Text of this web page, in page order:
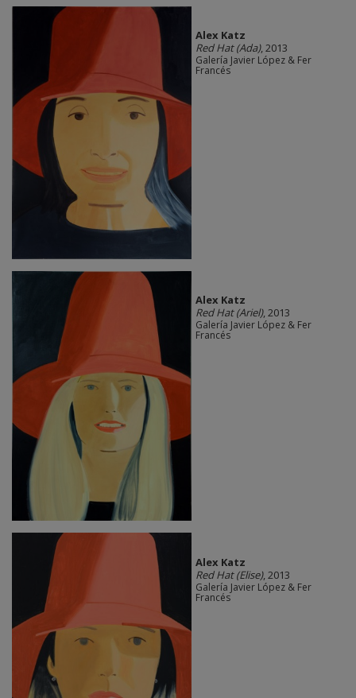
Alex Katz
Red Hat (Ada), 2013
Galería Javier López & Fer
Francés
Alex Katz
Red Hat (Ariel), 2013
Galería Javier López & Fer
Francés
Alex Katz
Red Hat (Elise), 2013
Galería Javier López & Fer
Francés